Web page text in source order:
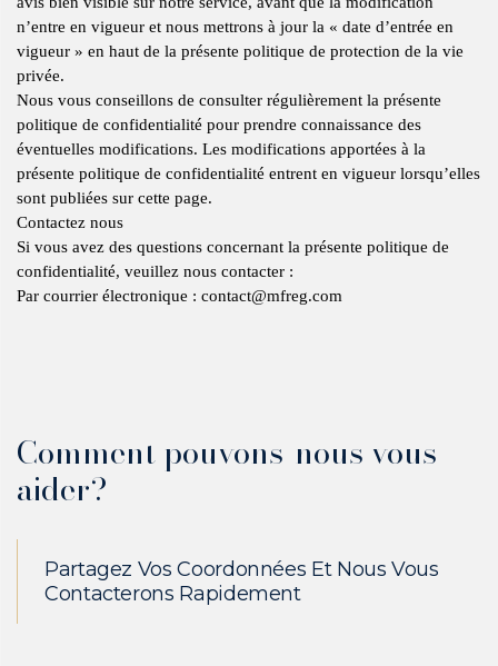
n’entre en vigueur et nous mettrons à jour la « date d’entrée en
vigueur » en haut de la présente politique de protection de la vie
privée.
Nous vous conseillons de consulter régulièrement la présente
politique de confidentialité pour prendre connaissance des
éventuelles modifications. Les modifications apportées à la
présente politique de confidentialité entrent en vigueur lorsqu’elles
sont publiées sur cette page.
Contactez nous
Si vous avez des questions concernant la présente politique de
confidentialité, veuillez nous contacter :
Par courrier électronique : contact@mfreg.com
Comment pouvons-nous vous
aider?
Partagez Vos Coordonnées Et Nous Vous
Contacterons Rapidement